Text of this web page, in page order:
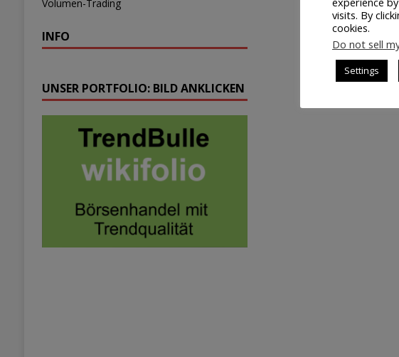
Volumen-Trading
INFO
UNSER PORTFOLIO: BILD ANKLICKEN
visits. By
cookies.
Do not sell
Settings